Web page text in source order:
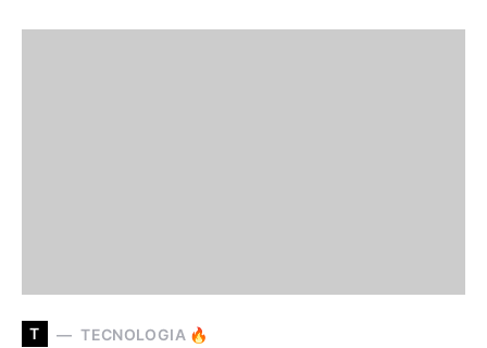
T TECNOLOGIA 🔥